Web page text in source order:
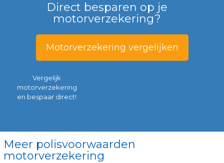
Direct besparen op je
motorverzekering?
Motorverzekering vergelijken
Vergelijk
motorverzekering
en bespaar direct!
Meer polisvoorwaarden
motorverzekering